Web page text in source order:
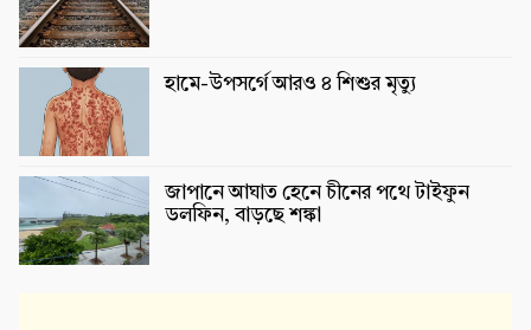
হামে-উপসর্গে আরও ৪ শিশুর মৃত্যু
জাপানে আঘাত হেনে চীনের পথে টাইফুন
ডলফিন, বাড়ছে শঙ্কা